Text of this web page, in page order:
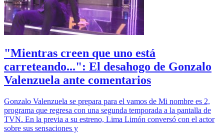
"Mientras creen que uno está
carreteando...": El desahogo de Gonzalo
Valenzuela ante comentarios
Gonzalo Valenzuela se prepara para el vamos de Mi nombre es 2,
programa que regresa con una segunda temporada a la pantalla de
TVN. En la previa a su estreno, Lima Limón conversó con el actor
sobre sus sensaciones y